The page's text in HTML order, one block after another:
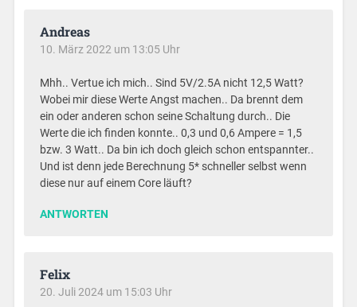
Andreas
10. März 2022 um 13:05 Uhr
Mhh.. Vertue ich mich.. Sind 5V/2.5A nicht 12,5 Watt?
Wobei mir diese Werte Angst machen.. Da brennt dem
ein oder anderen schon seine Schaltung durch.. Die
Werte die ich finden konnte.. 0,3 und 0,6 Ampere = 1,5
bzw. 3 Watt.. Da bin ich doch gleich schon entspannter..
Und ist denn jede Berechnung 5* schneller selbst wenn
diese nur auf einem Core läuft?
ANTWORTEN
Felix
20. Juli 2024 um 15:03 Uhr